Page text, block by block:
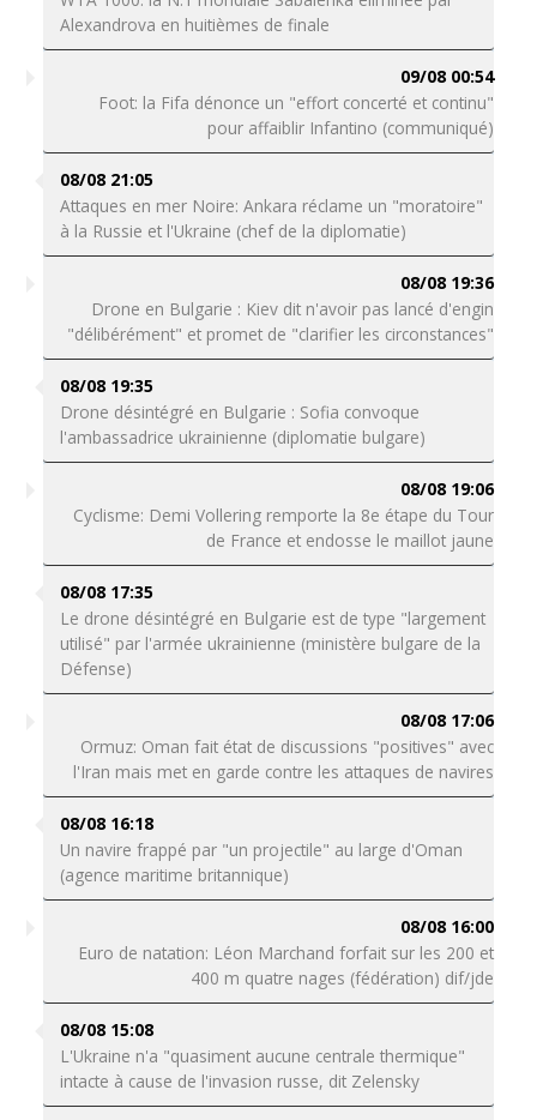
Alexandrova en huitièmes de finale
09/08 00:54
Foot: la Fifa dénonce un "effort concerté et continu"
pour affaiblir Infantino (communiqué)
08/08 21:05
Attaques en mer Noire: Ankara réclame un "moratoire"
à la Russie et l'Ukraine (chef de la diplomatie)
08/08 19:36
Drone en Bulgarie : Kiev dit n'avoir pas lancé d'engin
"délibérément" et promet de "clarifier les circonstances"
08/08 19:35
Drone désintégré en Bulgarie : Sofia convoque
l'ambassadrice ukrainienne (diplomatie bulgare)
08/08 19:06
Cyclisme: Demi Vollering remporte la 8e étape du Tour
de France et endosse le maillot jaune
08/08 17:35
Le drone désintégré en Bulgarie est de type "largement
utilisé" par l'armée ukrainienne (ministère bulgare de la
Défense)
08/08 17:06
Ormuz: Oman fait état de discussions "positives" avec
l'Iran mais met en garde contre les attaques de navires
08/08 16:18
Un navire frappé par "un projectile" au large d'Oman
(agence maritime britannique)
08/08 16:00
Euro de natation: Léon Marchand forfait sur les 200 et
400 m quatre nages (fédération) dif/jde
08/08 15:08
L'Ukraine n'a "quasiment aucune centrale thermique"
intacte à cause de l'invasion russe, dit Zelensky